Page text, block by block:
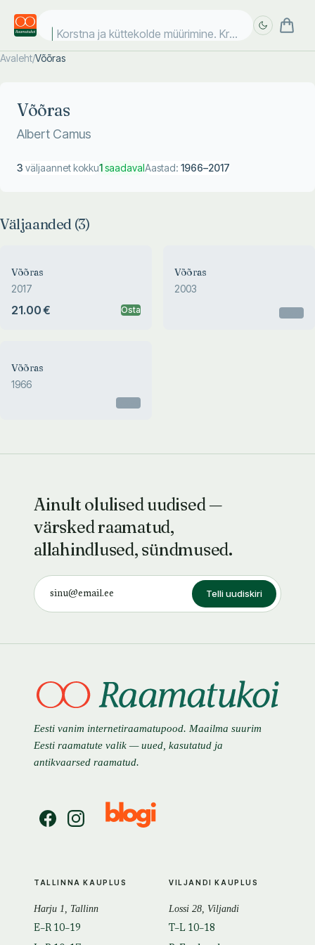
Korstna ja küttekolde müürimine. Krohvimine.
Avaleht/Võõras
Võõras
Albert Camus
3 väljaannet kokku1saadavalAastad: 1966–2017
Väljaanded (3)
Võõras
2017
21.00 € Osta
Võõras
2003
Võõras
1966
Ainult olulised uudised —
värsked raamatud,
allahindlused, sündmused.
Telli uudiskiri
Eesti vanim internetiraamatupood. Maailma suurim
Eesti raamatute valik — uued, kasutatud ja
antikvaarsed raamatud.
TALLINNA KAUPLUS
Harju 1, Tallinn
E–R 10–19
VILJANDI KAUPLUS
Lossi 28, Viljandi
T–L 10–18